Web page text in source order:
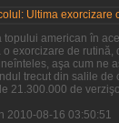
american în
exorcizare de
aşa cum ne
trecut din salile
21.300.000 de
2010-08-16 03:50:51